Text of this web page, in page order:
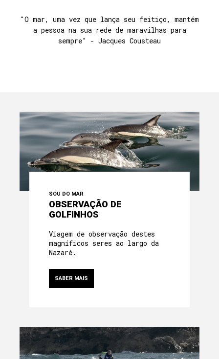
"O mar, uma vez que lança seu feitiço, mantém
a pessoa na sua rede de maravilhas para
sempre" - Jacques Cousteau
SOU DO MAR
OBSERVAÇÃO DE
GOLFINHOS
Viagem de observação destes
magníficos seres ao largo da
Nazaré.
SABER MAIS